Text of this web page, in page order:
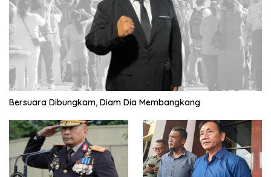
Bersuara Dibungkam, Diam Dia Membangkang